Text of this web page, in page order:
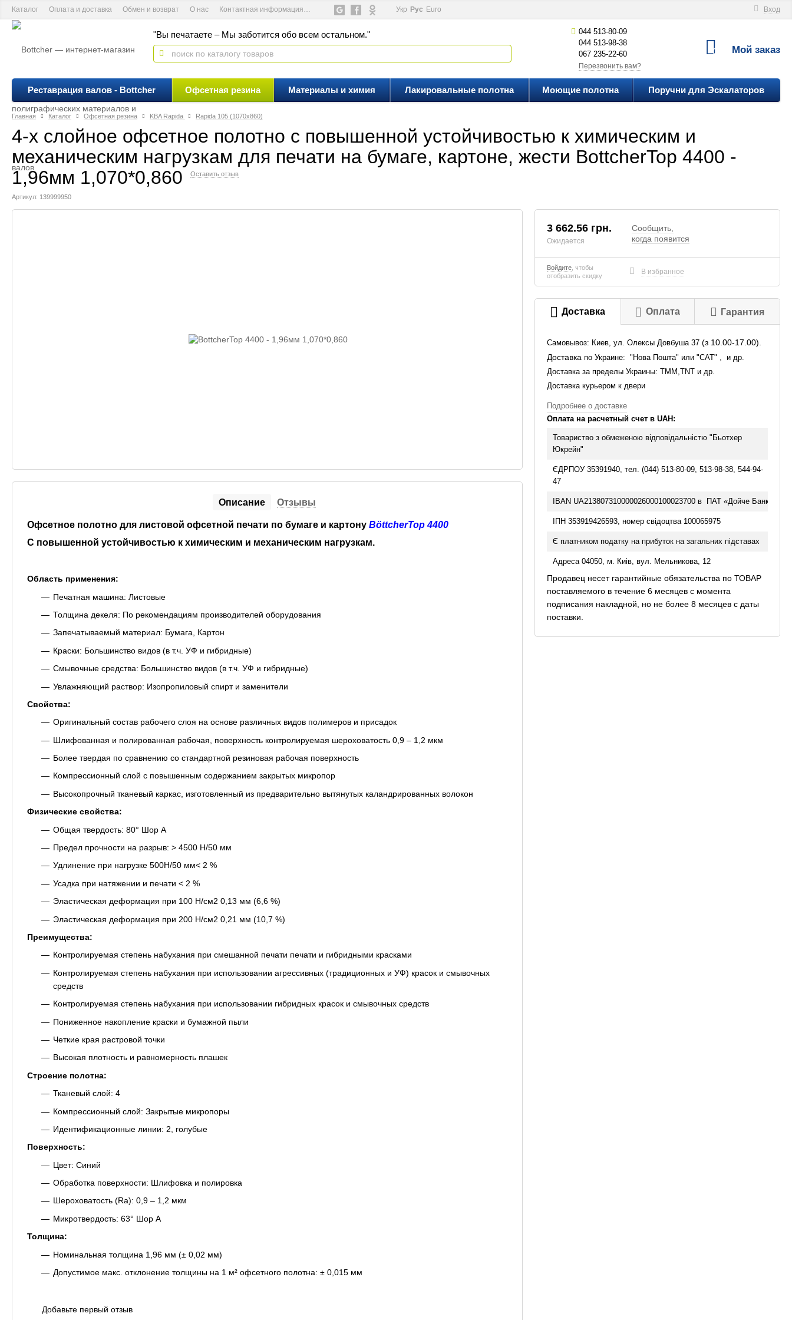
Каталог Оплата и доставка Обмен и возврат О нас Контактная информация Новости Видеоблог Вход
Укр Рус Еuro
"Вы печатаете – Мы заботится обо всем остальном."
044 513-80-09
044 513-98-38
067 235-22-60
Перезвонить вам?
0 Мой заказ
Реставрация валов - Bottcher Офсетная резина Материалы и химия Лакировальные полотна Моющие полотна Поручни для Эскалаторов
Главная Каталог Офсетная резина KBA Rapida Rapida 105 (1070х860)
4-х слойное офсетное полотно с повышенной устойчивостью к химическим и
механическим нагрузкам для печати на бумаге, картоне, жести BottcherTop 4400 -
1,96мм 1,070*0,860
Оставить отзыв
Артикул: 139999950
Описание Отзывы
Офсетное полотно для листовой офсетной печати по бумаге и картону BöttcherTop 4400
С повышенной устойчивостью к химическим и механическим нагрузкам.
Область применения:
Печатная машина: Листовые
Толщина декеля: По рекомендациям производителей оборудования
Запечатываемый материал: Бумага, Картон
Краски: Большинство видов (в т.ч. УФ и гибридные)
Смывочные средства: Большинство видов (в т.ч. УФ и гибридные)
Увлажняющий раствор: Изопропиловый спирт и заменители
Свойства:
Оригинальный состав рабочего слоя на основе различных видов полимеров и присадок
Шлифованная и полированная рабочая, поверхность контролируемая шероховатость 0,9 – 1,2 мкм
Более твердая по сравнению со стандартной резиновая рабочая поверхность
Компрессионный слой с повышенным содержанием закрытых микропор
Высокопрочный тканевый каркас, изготовленный из предварительно вытянутых каландрированных волокон
Физические свойства:
Общая твердость: 80° Шор A
Предел прочности на разрыв: > 4500 Н/50 мм
Удлинение при нагрузке 500Н/50 мм< 2 %
Усадка при натяжении и печати < 2 %
Эластическая деформация при 100 Н/см2 0,13 мм (6,6 %)
Эластическая деформация при 200 Н/см2 0,21 мм (10,7 %)
Преимущества:
Контролируемая степень набухания при смешанной печати печати и гибридными красками
Контролируемая степень набухания при использовании агрессивных (традиционных и УФ) красок и смывочных
средств
Контролируемая степень набухания при использовании гибридных красок и смывочных средств
Пониженное накопление краски и бумажной пыли
Четкие края растровой точки
Высокая плотность и равномерность плашек
Строение полотна:
Тканевый слой: 4
Компрессионный слой: Закрытые микропоры
Идентификационные линии: 2, голубые
Поверхность:
Цвет: Синий
Обработка поверхности: Шлифовка и полировка
Шероховатость (Ra): 0,9 – 1,2 мкм
Микротвердость: 63° Шор A
Толщина:
Номинальная толщина 1,96 мм (± 0,02 мм)
Допустимое макс. отклонение толщины на 1 м² офсетного полотна: ± 0,015 мм
Добавьте первый отзыв
3 662.56грн.
Ожидается
Сообщить,
когда появится
Войдите, чтобы
отобразить скидку
В избранное
Доставка Оплата Гарантия
Самовывоз: Киев, ул. Олексы Довбуша 37 (з 10.00-17.00).
Доставкапо Украине: "Нова Пошта" или "САТ" , и др.
Доставка за пределы Украины: TMM,TNT и др.
Доставка курьером к двери
Подробнее о доставке
Оплата на расчетный счет в UAH :
Товариство з обмеженою відповідальністю "Бьотхер
Юкрейн"
ЄДРПОУ 35391940, тел. (044) 513-80-09, 513-98-38, 544-94-
47
IBAN UA213807310000026000100023700в ПАТ «Дойче Банк
ІПН 353919426593, номер свідоцтва 100065975
Є платником податку на прибуток на загальних підставах
Адреса 04050, м. Киів, вул. Мельникова, 12
Продавец несет гарантийные обязательства по ТОВАР
поставляемого в течение 6 месяцев с момента
подписания накладной, но не более 8 месяцев с даты
поставки.